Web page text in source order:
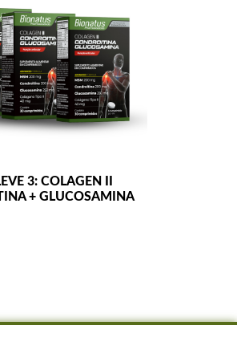
3: COLAGEN II
+ GLUCOSAMINA